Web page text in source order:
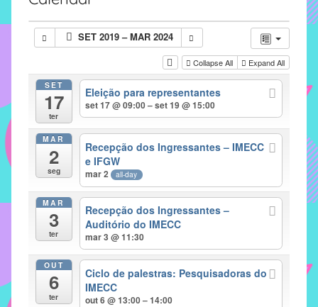
alunas,
funcionárias
IMECC
tem
como
atribuição
implementar
mecanismos
proporcionem
fortalecimento
SET 2019 – MAR 2024
Collapse All Expand All
SET
17
ter
Eleição para representantes
set 17 @ 09:00 – set 19 @ 15:00
MAR
2
seg
Recepção dos Ingressantes – IMECC
e IFGW
mar 2 all-day
MAR
3
ter
Recepção dos Ingressantes –
Auditório do IMECC
mar 3 @ 11:30
OUT
6
ter
Ciclo de palestras: Pesquisadoras do
IMECC
out 6 @ 13:00 – 14:00